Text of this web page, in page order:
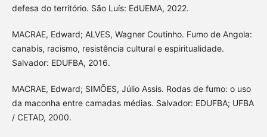
defesa do território. São Luís: EdUEMA, 2022.
MACRAE, Edward; ALVES, Wagner Coutinho. Fumo de Angola:
canabis, racismo, resistência cultural e espiritualidade.
Salvador: EDUFBA, 2016.
MACRAE, Edward; SIMÕES, Júlio Assis. Rodas de fumo: o uso
da maconha entre camadas médias. Salvador: EDUFBA; UFBA
/ CETAD, 2000.